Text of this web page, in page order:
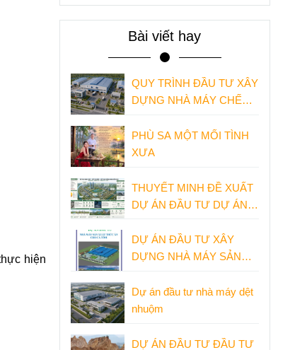
hiện
Bài viết hay
QUY TRÌNH ĐẦU TƯ XÂY
DỰNG NHÀ MÁY CHẾ
SẢN
PHÙ SA MỘT MỐI TÌNH
XƯA
THUYẾT MINH ĐỀ XUẤT
DỰ ÁN ĐẦU TƯ DỰ ÁN
DỰ ÁN ĐẦU TƯ XÂY
DỰNG NHÀ MÁY SẢN
NUÔI THỦY SẢN
Dự án đầu tư nhà máy dệt
nhuộm
DỰ ÁN ĐẦU TƯ ĐẦU TƯ